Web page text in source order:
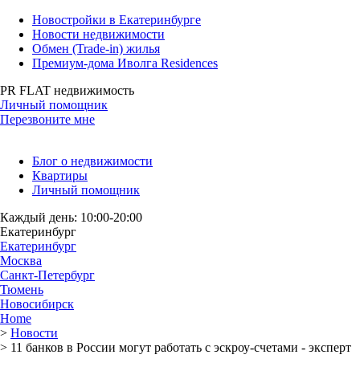
Новостройки в Екатеринбурге
Новости недвижимости
Обмен (Trade-in) жилья
Премиум-дома Иволга Residences
PR FLAT недвижимость
Личный помощник
Перезвоните мне
Блог о недвижимости
Квартиры
Личный помощник
Каждый день: 10:00-20:00
Екатеринбург
Екатеринбург
Москва
Санкт-Петербург
Тюмень
Новосибирск
Home
> Новости
> 11 банков в России могут работать с эскроу-счетами - эксперт